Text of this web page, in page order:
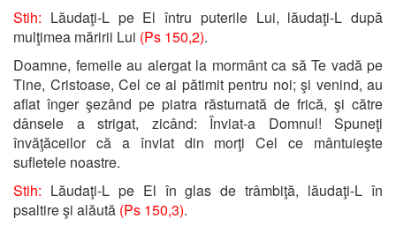
Stih: Lăudaţi-L pe El întru puterile Lui, lăudaţi-L după
mulţimea măririi Lui (Ps 150,2).
Doamne, femeile au alergat la mormânt ca să Te vadă pe
Tine, Cristoase, Cel ce ai pătimit pentru noi; şi venind, au
aflat înger şezând pe piatra răsturnată de frică, şi către
dânsele a strigat, zicând: Înviat-a Domnul! Spuneţi
învăţăceilor că a înviat din morţi Cel ce mântuieşte
sufletele noastre.
Stih: Lăudaţi-L pe El în glas de trâmbiţă, lăudaţi-L în
psaltire şi alăută (Ps 150,3).